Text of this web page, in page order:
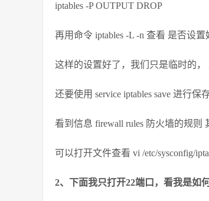
iptables -P OUTPUT DROP
再用命令 iptables -L -n 查看 是否设
这样的设置好了，我们只是临时的
还要使用 service iptables save 进行保
看到信息 firewall rules 防火墙的规则
可以打开文件查看 vi /etc/sysconfig/
2、下面我只打开22端口，看我是如